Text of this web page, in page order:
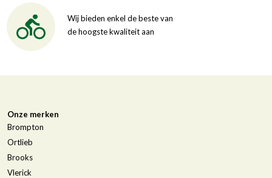
Wij bieden enkel de beste van
de hoogste kwaliteit aan
Onze merken
Brompton
Ortlieb
Brooks
Vlerick